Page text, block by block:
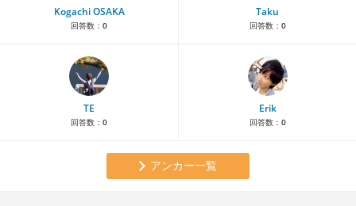
Kogachi OSAKA
回答数： 0
Taku
回答数： 0
TE
回答数： 0
Erik
回答数： 0
アンカー一覧